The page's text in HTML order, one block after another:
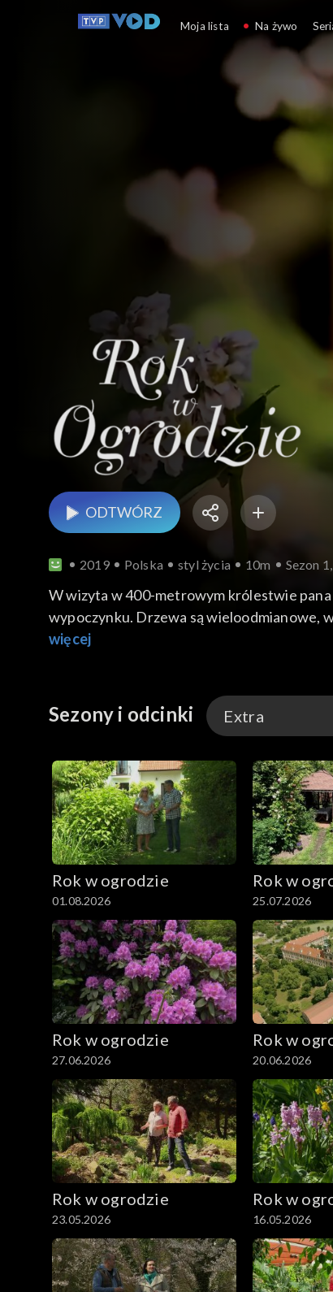
ODTWÓRZ
2019 Polska styl życia 10m Sezon
W wizyta w 400-metrowym królestwie
wypoczynku. Drzewa są wieloodmianowe,
więcej
Sezony i odcinki Extra
Odcinki
Extra
Rok w ogrodzie
01.08.2026
Rok w
25.07.2026
Rok w ogrodzie
27.06.2026
Rok w
20.06.2026
Rok w ogrodzie
23.05.2026
Rok w
16.05.2026
Moja lista Na żywo